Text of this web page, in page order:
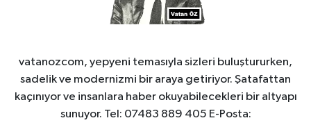
vatanozcom, yepyeni temasıyla sizleri buluştururken,
sadelik ve modernizmi bir araya getiriyor. Şatafattan
kaçınıyor ve insanlara haber okuyabilecekleri bir altyapı
sunuyor. Tel: 07483 889 405 E-Posta: